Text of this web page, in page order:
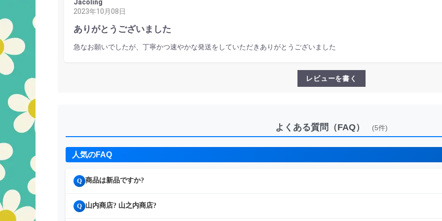
Jacoling
2023年10月08日
ありがとうございました
急なお願いでしたが、丁寧かつ速やかな発送をしていただきありがとうございました
レビューを書く
よくある質問（FAQ） (5件)
人気のFAQ
Q 商品は新品ですか?
Q 山内商店? 山之内商店?